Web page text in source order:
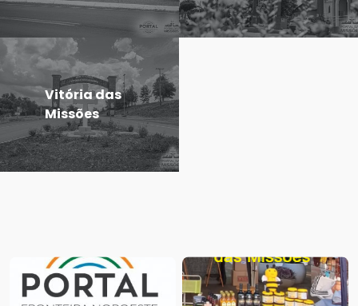
Vitória das
Missões